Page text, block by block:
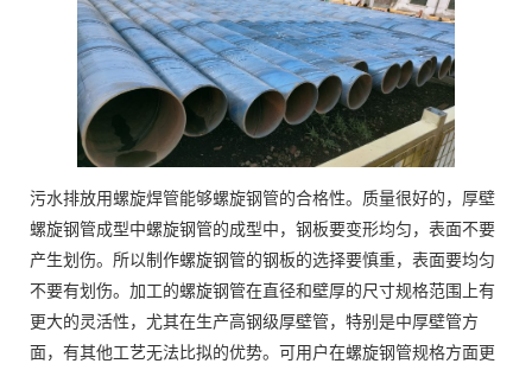
污水排放用螺旋焊管能够螺旋钢管的合格性。质量很好的，厚壁
螺旋钢管成型中螺旋钢管的成型中，钢板要变形均匀，表面不要
产生划伤。所以制作螺旋钢管的钢板的选择要慎重，表面要均匀
不要有划伤。加工的螺旋钢管在直径和壁厚的尺寸规格范围上有
更大的灵活性，尤其在生产高钢级厚壁管，特别是中厚壁管方
面，有其他工艺无法比拟的优势。可用户在螺旋钢管规格方面更